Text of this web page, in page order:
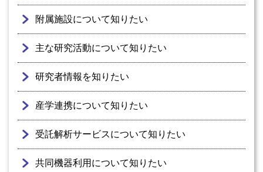
附属施設について知りたい
主な研究活動について知りたい
研究者情報を知りたい
産学連携について知りたい
受託解析サービスについて知りたい
共同機器利用について知りたい